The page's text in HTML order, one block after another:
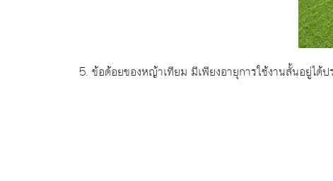
5. ข้อด้อยของหญ้าเทียม มีเพียงอายุการใช้งานสั้นอยู่ได้